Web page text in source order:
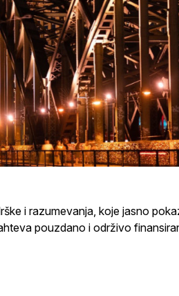
i razumevanja, koje jasno
pouzdano i održivo